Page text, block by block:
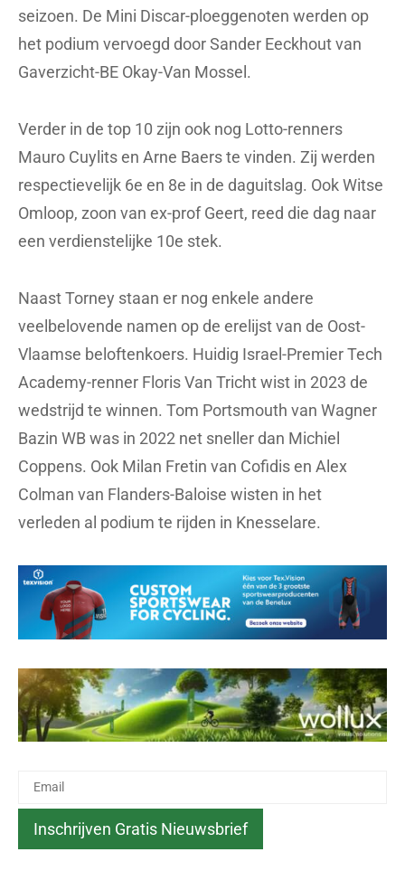
seizoen. De Mini Discar-ploeggenoten werden op
het podium vervoegd door Sander Eeckhout van
Gaverzicht-BE Okay-Van Mossel.
Verder in de top 10 zijn ook nog Lotto-renners
Mauro Cuylits en Arne Baers te vinden. Zij werden
respectievelijk 6e en 8e in de daguitslag. Ook Witse
Omloop, zoon van ex-prof Geert, reed die dag naar
een verdienstelijke 10e stek.
Naast Torney staan er nog enkele andere
veelbelovende namen op de erelijst van de Oost-
Vlaamse beloftenkoers. Huidig Israel-Premier Tech
Academy-renner Floris Van Tricht wist in 2023 de
wedstrijd te winnen. Tom Portsmouth van Wagner
Bazin WB was in 2022 net sneller dan Michiel
Coppens. Ook Milan Fretin van Cofidis en Alex
Colman van Flanders-Baloise wisten in het
verleden al podium te rijden in Knesselare.